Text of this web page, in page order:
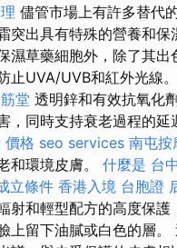
儘管市場上有許多替代
突出具有特殊的營養和保
濕草藥細胞外，除了其出
止UVA/UVB和紅外光線。
堂 透明鋅和有效抗氧化
，同時支持衰老過程的延
價格 seo services 南屯按
和環境皮膚。 什麼是 台
立條件 香港入境 台胞證
射和輕型配方的高度保護
上留下油膩或白色的層。